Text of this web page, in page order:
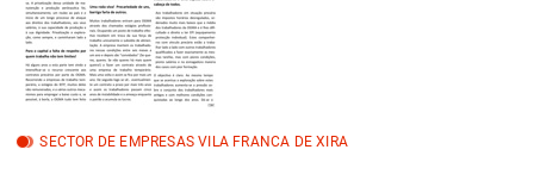
SECTOR DE EMPRESAS VILA FRANCA DE XIRA